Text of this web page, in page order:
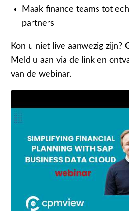
Maak finance teams tot
partners
Kon u niet live aanwezig zijn?
Meld u aan via de link en
van de webinar.